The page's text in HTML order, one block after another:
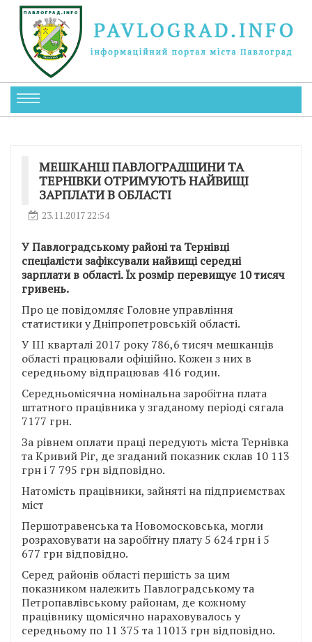
МЕШКАНЦІ ПАВЛОГРАДЩИНИ ТА
ТЕРНІВКИ ОТРИМУЮТЬ НАЙВИЩІ
ЗАРПЛАТИ В ОБЛАСТІ
23.11.2017 22:54
У Павлоградському районі та Тернівці
спеціалісти зафіксували найвищі середні
зарплати в області. Їх розмір перевищує 10 тисяч
гривень.
Про це повідомляє Головне управління
статистики у Дніпропетровській області.
У ІІІ кварталі 2017 року 786,6 тисяч мешканців
області працювали офіційно. Кожен з них в
середньому відпрацював 416 годин.
Середньомісячна номінальна заробітна плата
штатного працівника у згаданому періоді сягала
7177 грн.
За рівнем оплати праці передують міста Тернівка
та Кривий Ріг, де згаданий показник склав 10 113
грн і 7 795 грн відповідно.
Натомість працівники, зайняті на підприємствах
міст
Першотравенська та Новомосковська, могли
розраховувати на заробітну плату 5 624 грн і 5
677 грн відповідно.
Серед районів області першість за цим
показником належить Павлоградському та
Петропавлівському районам, де кожному
працівнику щомісячно нараховувалось у
середньому по 11 375 та 11013 грн відповідно.